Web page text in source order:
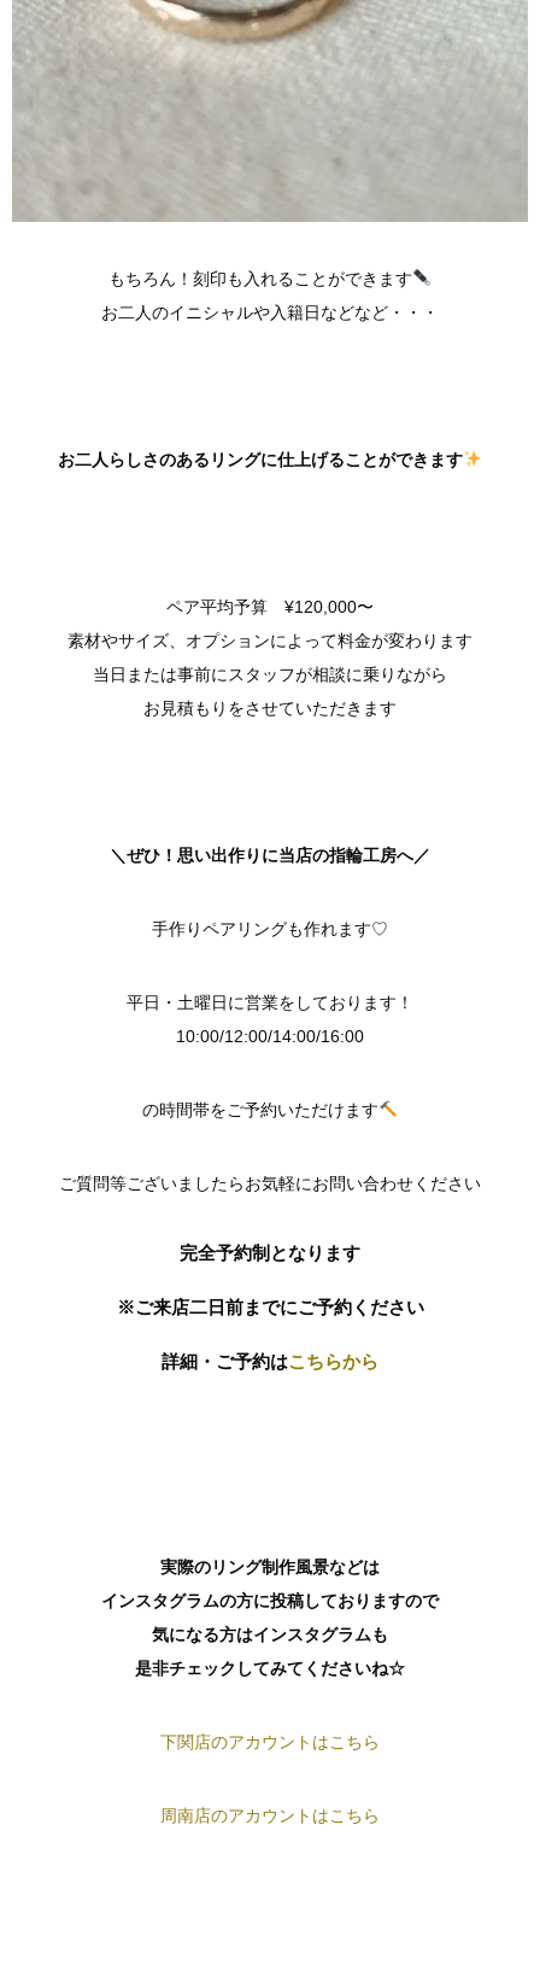
もちろん！刻印も入れることができます
お二人のイニシャルや入籍日などなど・・・
お二人らしさのあるリングに仕上げることができます
ペア平均予算 ¥120,000〜
素材やサイズ、オプションによって料金が変わります
当日または事前にスタッフが相談に乗りながら
お見積もりをさせていただきます
＼ぜひ！思い出作りに当店の指輪工房へ／
手作りペアリングも作れます♡
平日・土曜日に営業をしております！
10:00/12:00/14:00/16:00
の時間帯をご予約いただけます
ご質問等ございましたらお気軽にお問い合わせください
完全予約制となります
※ご来店二日前までにご予約ください
詳細・ご予約はこちらから
実際のリング制作風景などは
インスタグラムの方に投稿しておりますので
気になる方はインスタグラムも
是非チェックしてみてくださいね☆
下関店のアカウントはこちら
周南店のアカウントはこちら